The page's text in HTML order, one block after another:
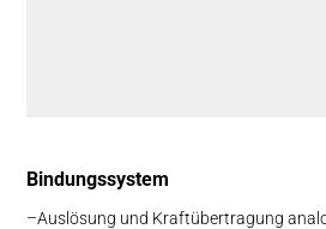
Bin­dungs­system
Auslösung und Kraftübertragung